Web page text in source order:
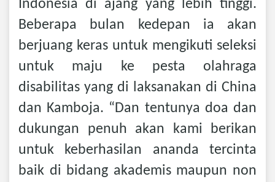
Indonesia di ajang yang lebih tinggi.
Beberapa bulan kedepan ia akan
berjuang keras untuk mengikuti seleksi
untuk maju ke pesta olahraga
disabilitas yang di laksanakan di China
dan Kamboja. “Dan tentunya doa dan
dukungan penuh akan kami berikan
untuk keberhasilan ananda tercinta
baik di bidang akademis maupun non